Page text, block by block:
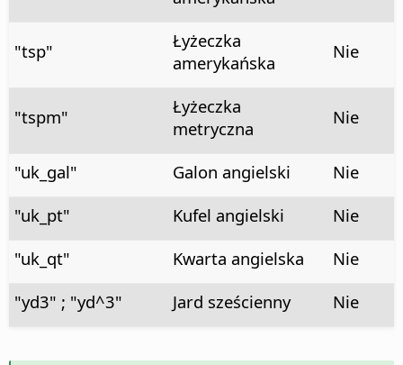
"tsp"
Łyżeczka
amerykańska
Nie
"tspm"
Łyżeczka
metryczna
Nie
"uk_gal" Galon angielski
Nie
"uk_pt"
Kufel angielski
Nie
"uk_qt"
Kwarta angielska
Nie
"yd3" ; "yd^3"
Jard sześcienny Nie